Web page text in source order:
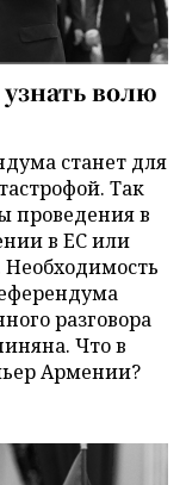
волю
станет для
Так
проведения в
в ЕС или
разговора
Что в
Армении?